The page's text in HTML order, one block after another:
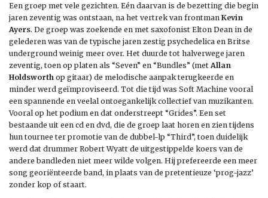
Een groep met vele gezichten. Eén daarvan is de bezetting die begin
jaren zeventig was ontstaan, na het vertrek van frontman Kevin
Ayers. De groep was zoekende en met saxofonist Elton Dean in de
gelederen was van de typische jaren zestig psychedelica en Britse
underground weinig meer over. Het duurde tot halverwege jaren
zeventig, toen op platen als “Seven” en “Bundles” (met Allan
Holdsworth op gitaar) de melodische aanpak terugkeerde en
minder werd geïmproviseerd. Tot die tijd was Soft Machine vooral
een spannende en veelal ontoegankelijk collectief van muzikanten.
Vooral op het podium en dat onderstreept “Grides”. Een set
bestaande uit een cd en dvd, die de groep laat horen en zien tijdens
hun tournee ter promotie van de dubbel-lp “Third”, toen duidelijk
werd dat drummer Robert Wyatt de uitgestippelde koers van de
andere bandleden niet meer wilde volgen. Hij prefereerde een meer
song georiënteerde band, in plaats van de pretentieuze ‘prog-jazz’
zonder kop of staart.